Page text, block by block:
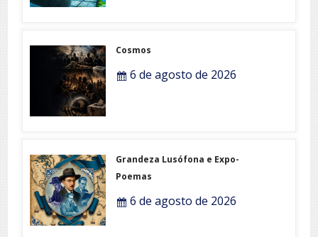
Cosmos
6 de agosto de 2026
Grandeza Lusófona e Expo-
Poemas
6 de agosto de 2026